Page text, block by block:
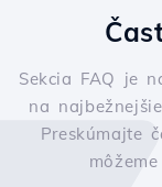
Sekcia FAQ je
na
Preskúmajte